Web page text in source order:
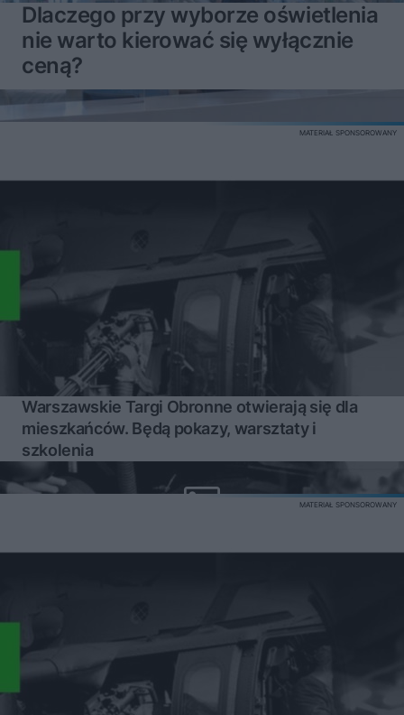
Dlaczego przy wyborze oświetlenia
nie warto kierować się wyłącznie
ceną?
Warszawskie Targi Obronne otwierają się dla
mieszkańców. Będą pokazy, warsztaty i
szkolenia
MATERIAŁ SPONSOROWANY
MATERIAŁ SPONSOROWANY